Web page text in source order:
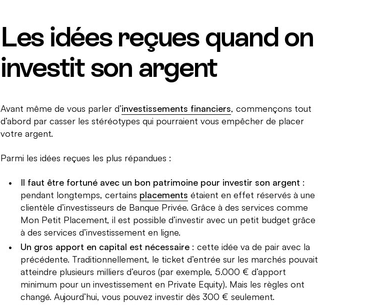
Les idées reçues quand on
investit son argent
Avant même de vous parler d’investissements financiers, commençons tout
d’abord par casser les stéréotypes qui pourraient vous empêcher de placer
votre argent.
Parmi les idées reçues les plus répandues :
Il faut être fortuné avec un bon patrimoine pour investir son argent :
pendant longtemps, certains placements étaient en effet réservés à une
clientèle d’investisseurs de Banque Privée. Grâce à des services comme
Mon Petit Placement, il est possible d’investir avec un petit budget grâce
à des services d’investissement en ligne.
Un gros apport en capital est nécessaire: cette idée va de pair avec la
précédente. Traditionnellement, le ticket d’entrée sur les marchés pouvait
atteindre plusieurs milliers d’euros (par exemple, 5.000 € d’apport
minimum pour un investissement en Private Equity). Mais les règles ont
changé. Aujourd’hui, vous pouvez investir dès 300 € seulement.